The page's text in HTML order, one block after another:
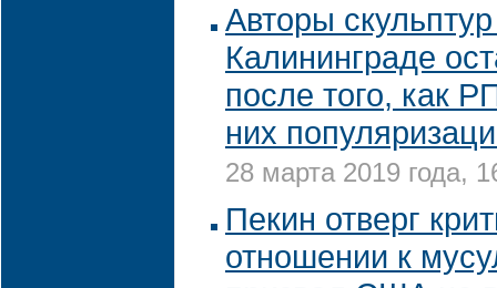
Авторы
Калининграде
после того, как
них
28 марта 2019 года,
Пекин отверг
отношении к